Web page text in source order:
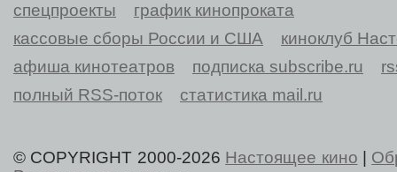
спецпроекты
график кинопроката
кассовые сборы России и США
киноклуб
афиша кинотеатров
подписка subscribe.ru
полный RSS-поток
статистика mail.ru
© COPYRIGHT 2000-2026 Настоящее кино